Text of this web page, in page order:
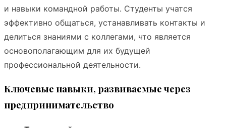
и навыки командной работы. Студенты учатся
эффективно общаться, устанавливать контакты и
делиться знаниями с коллегами, что является
основополагающим для их будущей
профессиональной деятельности.
Ключевые навыки, развиваемые через
предпринимательство